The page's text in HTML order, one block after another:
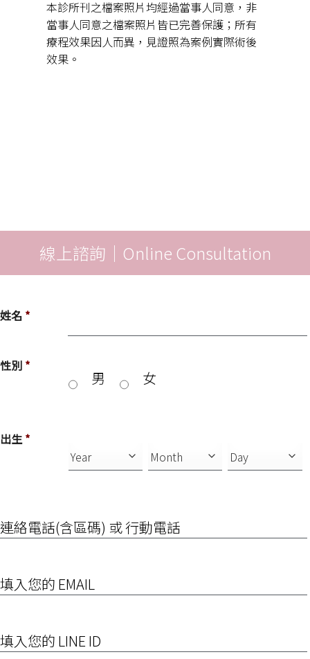
本診所刊之檔案照片均經過當事人同意，非
當事人同意之檔案照片皆已完善保護；所有
療程效果因人而異，見證照為案例實際術後
效果。
線上諮詢｜Online Consultation
姓名 *
性別 *
男 女
出生 *
絡
電
區
碼)
動
電
入
您